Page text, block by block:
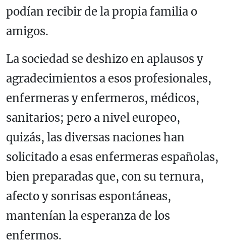
podían recibir de la propia familia o
amigos.
La sociedad se deshizo en aplausos y
agradecimientos a esos profesionales,
enfermeras y enfermeros, médicos,
sanitarios; pero a nivel europeo,
quizás, las diversas naciones han
solicitado a esas enfermeras españolas,
bien preparadas que, con su ternura,
afecto y sonrisas espontáneas,
mantenían la esperanza de los
enfermos.